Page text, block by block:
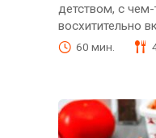
детством, с
восхитительно
60 мин.